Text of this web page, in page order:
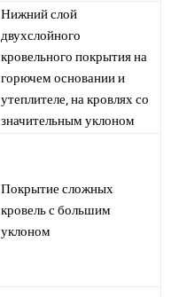
Нижний слой
двухслойного
кровельного покрытия на
горючем основании и
утеплителе, на кровлях со
значительным уклоном
Покрытие сложных
кровель с большим
уклоном